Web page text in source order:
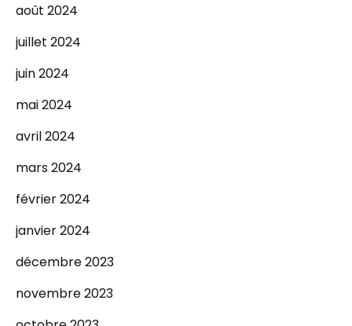
août 2024
juillet 2024
juin 2024
mai 2024
avril 2024
mars 2024
février 2024
janvier 2024
décembre 2023
novembre 2023